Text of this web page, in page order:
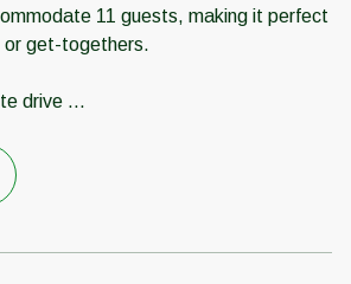
11 guests, making it perfect
or get-togethers.
drive ...